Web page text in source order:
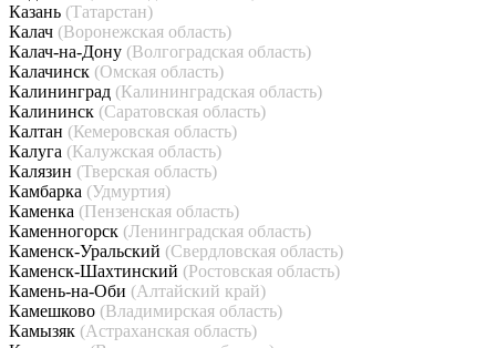
Казань (Татарстан)
Калач (Воронежская область)
Калач-на-Дону (Волгоградская область)
Калачинск (Омская область)
Калининград (Калининградская область)
Калининск (Саратовская область)
Калтан (Кемеровская область)
Калуга (Калужская область)
Калязин (Тверская область)
Камбарка (Удмуртия)
Каменка (Пензенская область)
Каменногорск (Ленинградская область)
Каменск-Уральский (Свердловская область)
Каменск-Шахтинский (Ростовская область)
Камень-на-Оби (Алтайский край)
Камешково (Владимирская область)
Камызяк (Астраханская область)